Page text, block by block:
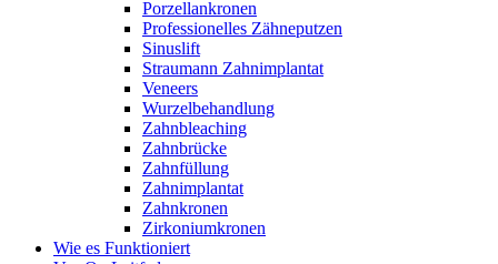
Porzellankronen
Professionelles Zähneputzen
Sinuslift
Straumann Zahnimplantat
Veneers
Wurzelbehandlung
Zahnbleaching
Zahnbrücke
Zahnfüllung
Zahnimplantat
Zahnkronen
Zirkoniumkronen
Wie es Funktioniert